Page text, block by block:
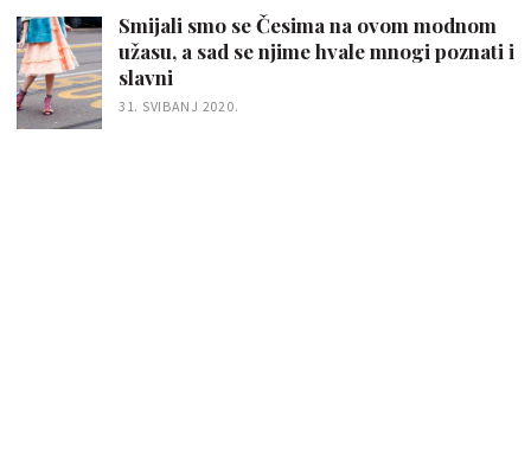
Smijali smo se Česima na ovom modnom
užasu, a sad se njime hvale mnogi poznati i
slavni
31. SVIBANJ 2020.